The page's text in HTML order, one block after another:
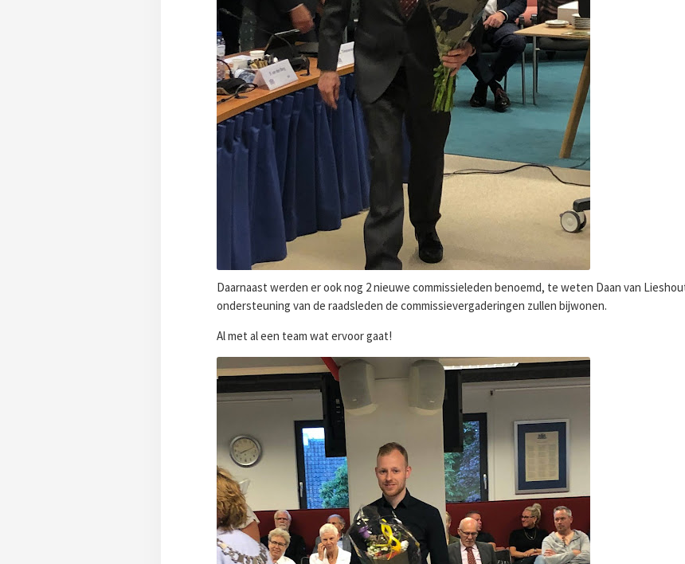
Daarnaast werden er ook nog 2 nieuwe commissieleden benoemd, te weten Daan van
ondersteuning van de raadsleden de commissievergaderingen zullen bijwonen.
Al met al een team wat ervoor gaat!